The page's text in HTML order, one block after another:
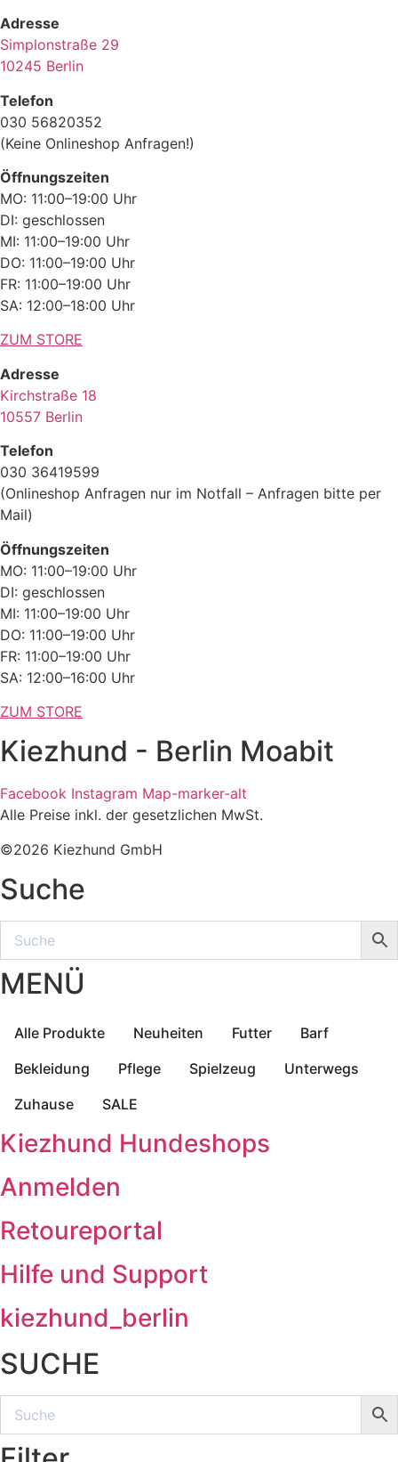
Adresse
Simplonstraße 29
10245 Berlin
Telefon
030 56820352
(Keine Onlineshop Anfragen!)
Öffnungszeiten
MO: 11:00–19:00 Uhr
DI: geschlossen
MI: 11:00–19:00 Uhr
DO: 11:00–19:00 Uhr
FR: 11:00–19:00 Uhr
SA: 12:00–18:00 Uhr
ZUM STORE
Adresse
Kirchstraße 18
10557 Berlin
Telefon
030 36419599
(Onlineshop Anfragen nur im Notfall – Anfragen bitte per
Mail)
Öffnungszeiten
MO: 11:00–19:00 Uhr
DI: geschlossen
MI: 11:00–19:00 Uhr
DO: 11:00–19:00 Uhr
FR: 11:00–19:00 Uhr
SA: 12:00–16:00 Uhr
ZUM STORE
Kiezhund - Berlin Moabit
Facebook Instagram Map-marker-alt
Alle Preise inkl. der gesetzlichen MwSt.
©2026 Kiezhund GmbH
Suche
MENÜ
Alle Produkte Neuheiten Futter
Barf
Bekleidung
Pflege Spielzeug
Unterwegs
Zuhause
SALE
Kiezhund Hundeshops
Anmelden
Retoureportal
Hilfe und Support
kiezhund_berlin
SUCHE